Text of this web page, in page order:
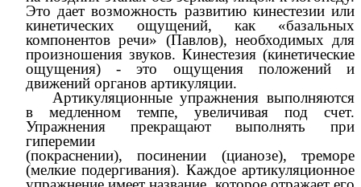
Это дает возможность развитию кинестезии или
кинетических ощущений, как «базальных
компонентов речи» (Павлов), необходимых для
произношения звуков. Кинестезия (кинетические
ощущения) - это ощущения положений и
движений органов артикуляции.
Артикуляционные упражнения выполняются
в медленном темпе, увеличивая под счет.
Упражнения прекращают выполнять при
гиперемии
(покраснении), посинении (цианозе), треморе
(мелкие подергивания). Каждое артикуляционное